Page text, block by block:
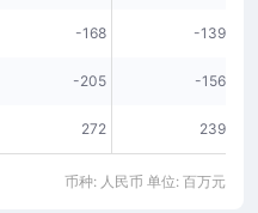
-168 -139
-205 -156
272 239
币种: 人民币 单位: 百万元